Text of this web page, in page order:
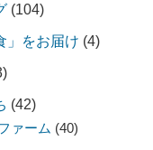
(104)
」をお届け (4)
(42)
ァーム (40)